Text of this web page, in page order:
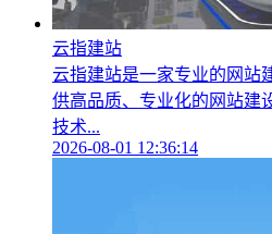
云指建站
云指建站是一家专业的网站
供高品质、专业化的网站建
技术...
2026-08-01 12:36:14